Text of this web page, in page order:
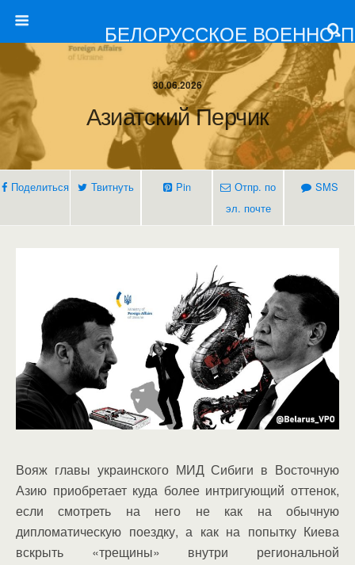
БЕЛОРУССКОЕ ВОЕННО-
30.06.2026
Азиатский Перчик
Поделиться Твитнуть Pin
Отпр. по
эл. почте
SMS
Вояж главы украинского МИД Сибиги в Восточную
Азию приобретает куда более интригующий оттенок,
если смотреть на него не как на обычную
дипломатическую поездку, а как на попытку Киева
вскрыть «трещины» внутри региональной